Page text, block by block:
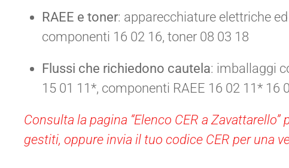
RAEE e toner: apparecchiature elettriche
componenti 16 02 16, toner 08 03 18
Flussi che richiedono cautela: imballaggi
15 01 11*, componenti RAEE 16 02 11* 16
Consulta la pagina “Elenco CER a
gestiti, oppure invia il tuo codice CER per una